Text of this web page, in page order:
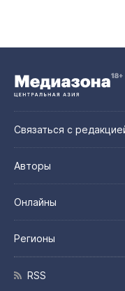
Связаться с
Авторы
Онлайны
Регионы
RSS